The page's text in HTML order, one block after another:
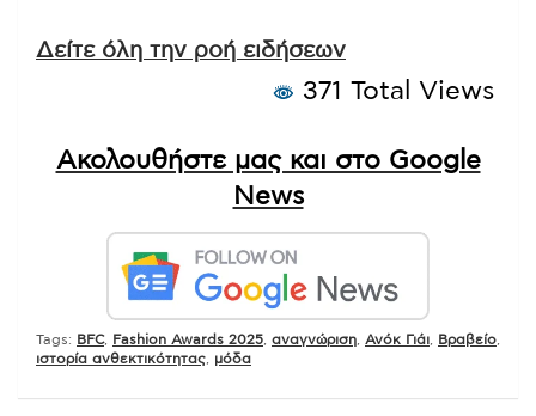
Δείτε όλη την ροή ειδήσεων
371 Total Views
Ακολουθήστε μας και στο Google
News
Tags: BFC, Fashion Awards 2025 αναγνώριση Ανόκ Γιάι Βραβείο
ιστορία ανθεκτικότητας
μόδα